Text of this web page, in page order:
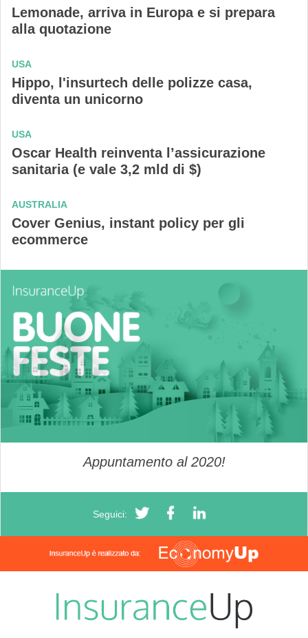
Lemonade, arriva in Europa e si prepara
alla quotazione
USA
Hippo, l'insurtech delle polizze casa,
diventa un unicorno
USA
Oscar Health reinventa l’assicurazione
sanitaria (e vale 3,2 mld di $)
AUSTRALIA
Cover Genius, instant policy per gli
ecommerce
Appuntamento al 2020!
Seguici: